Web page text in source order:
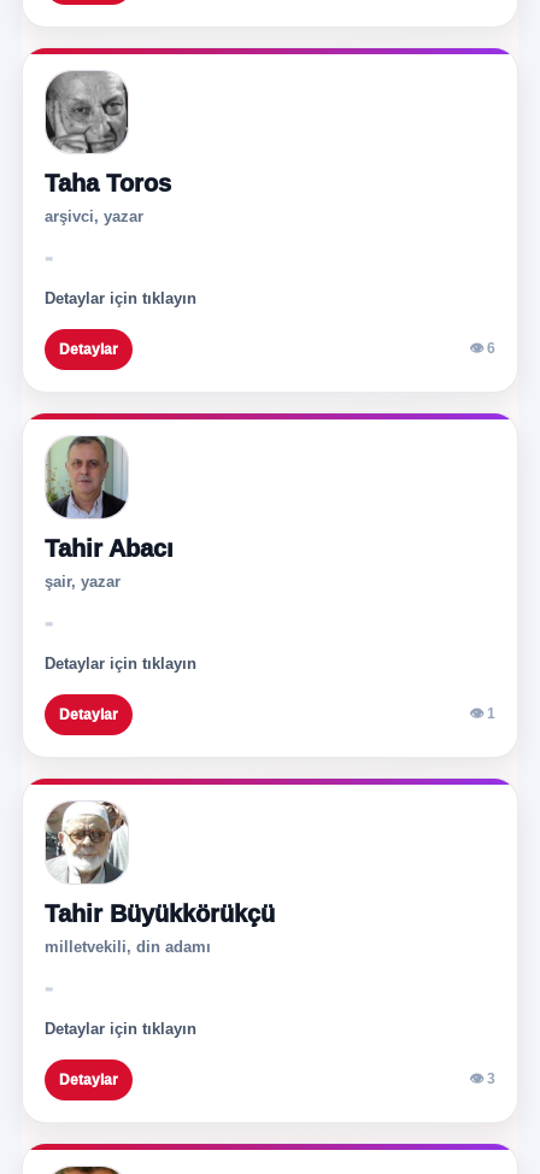
Taha Toros
arşivci, yazar
-
Detaylar için tıklayın
Detaylar 👁 6
Tahir Abacı
şair, yazar
-
Detaylar için tıklayın
Detaylar 👁 1
Tahir Büyükkörükçü
milletvekili, din adamı
-
Detaylar için tıklayın
Detaylar 👁 3